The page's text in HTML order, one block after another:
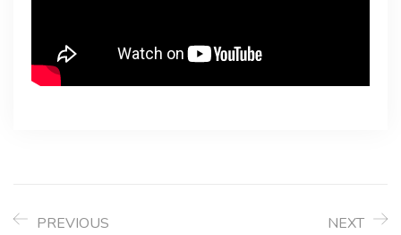
PREVIOUS NEXT